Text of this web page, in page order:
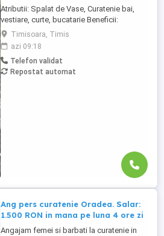
Atributii: Spalat de Vase, Curatenie bai,
vestiare, curte, bucatarie Beneficii:
Contract de munca pe perioada
nedeterminata, Norma intreaga, Pachet
salarial motivant, Mediu de lucru placut
Conditii: Seriozitate, Implicare Program: 2
cu 2 Salariu: 3000 - 3200 lei Pentru detalii
Timisoara, Timis
azi 09:18
Telefon validat
Repostat automat
Ang pers curatenie Oradea. Salar:
1.500 RON in mana pe luna 4 ore zi
Angajam femei si barbati la curatenie in